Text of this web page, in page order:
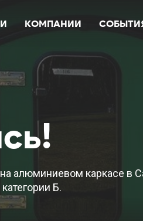
КОМПАНИИ
алюминиевом каркасе в
Б.